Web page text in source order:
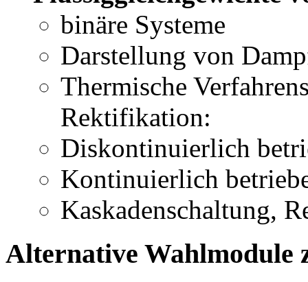
binäre Systeme
Darstellung von
Thermische
Rektifikation:
Diskontinuierlich
Kontinuierlich
Kaskadenschaltung,
Alternative Wahlmodule